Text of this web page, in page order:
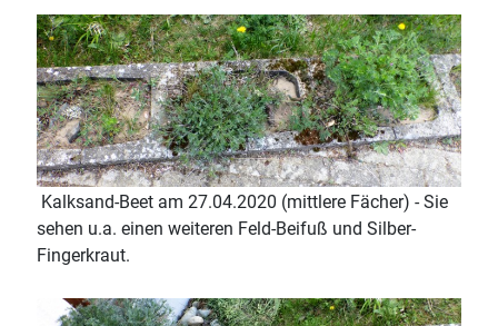
Kalksand-Beet am 27.04.2020 (mittlere Fächer) - Sie
sehen u.a. einen weiteren Feld-Beifuß und Silber-
Fingerkraut.